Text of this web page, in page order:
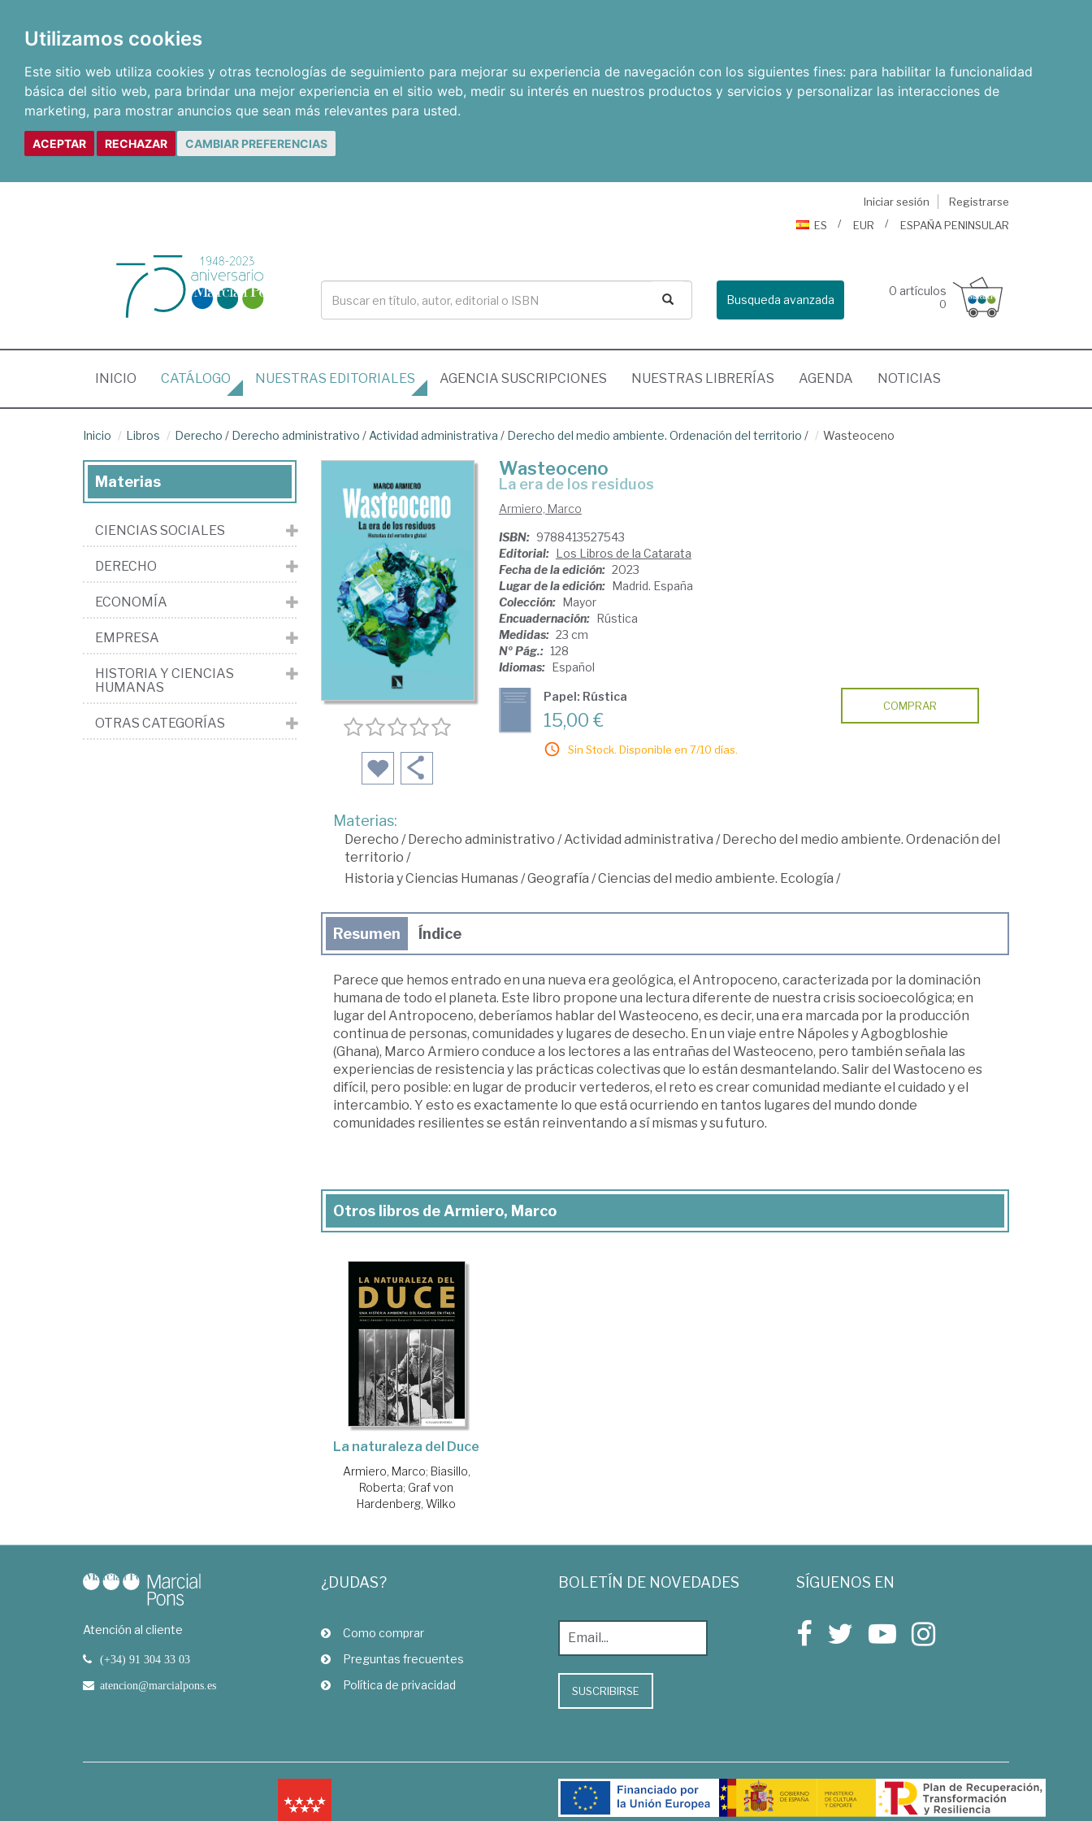
Utilizamos cookies
Este sitio web utiliza cookies y otras tecnologías de seguimiento para mejorar su experiencia de navegación con los siguientes fines: para habilitar la funcionalidad
básica del sitio web, para brindar una mejor experiencia en el sitio web, medir su interés en nuestros productos y servicios y personalizar las interacciones de
marketing, para mostrar anuncios que sean más relevantes para usted.
ACEPTAR RECHAZAR CAMBIAR PREFERENCIAS
Iniciar sesión
Registrarse
ES
EUR ESPAÑA PENINSULAR
Busqueda avanzada
0 artículos
0
INICIO (CURRENT)
CATÁLOGO NUESTRAS EDITORIALES AGENCIA SUSCRIPCIONES NUESTRAS LIBRERÍAS AGENDA NOTICIAS
Inicio Libros Derecho / Derecho administrativo / Actividad administrativa / Derecho del medio ambiente. Ordenación del territorio / Wasteoceno
Wasteoceno
la era de los residuos
Armiero, Marco
ISBN: 9788413527543
Editorial: Los Libros de la Catarata
Fecha de la edición: 2023
Lugar de la edición: Madrid. España
Colección: Mayor
Encuadernación: Rústica
Medidas: 23 cm
Nº Pág.: 128
Idiomas: Español
Papel: Rústica
15,00 €
Sin Stock. Disponible en 7/10 días.
COMPRAR
Materias:
Derecho /Derecho administrativo /Actividad administrativa /Derecho del medio ambiente. Ordenación del
territorio /
Historia y Ciencias Humanas/Geografía /Ciencias del medio ambiente. Ecología /
Resumen Índice
Parece que hemos entrado en una nueva era geológica, el Antropoceno, caracterizada por la dominación
humana de todo el planeta. Este libro propone una lectura diferente de nuestra crisis socioecológica; en
lugar del Antropoceno, deberíamos hablar del Wasteoceno, es decir, una era marcada por la producción
continua de personas, comunidades y lugares de desecho. En un viaje entre Nápoles y Agbogbloshie
(Ghana), Marco Armiero conduce a los lectores a las entrañas del Wasteoceno, pero también señala las
experiencias de resistencia y las prácticas colectivas que lo están desmantelando. Salir del Wastoceno es
difícil, pero posible: en lugar de producir vertederos, el reto es crear comunidad mediante el cuidado y el
intercambio. Y esto es exactamente lo que está ocurriendo en tantos lugares del mundo donde
comunidades resilientes se están reinventando a sí mismas y su futuro.
Otros libros de Armiero, Marco
La naturaleza del Duce
Armiero, Marco; Biasillo,
Roberta; Graf von
Hardenberg, Wilko
Materias
CIENCIAS SOCIALES
DERECHO
ECONOMÍA
EMPRESA
HISTORIA Y CIENCIAS
HUMANAS
OTRAS CATEGORÍAS
Atención al cliente
(+34) 91 304 33 03
atencion@marcialpons.es
¿DUDAS?
Como comprar
Preguntas frecuentes
Política de privacidad
BOLETÍN DE NOVEDADES
SUSCRIBIRSE
SÍGUENOS EN